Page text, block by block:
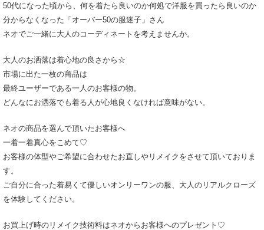
50代になった頃から、何を着たら良いのか何処で洋服を買ったら良いのか
分からなくなった「オーバー50の服迷子」さん
ネオでご一緒に大人のコーディネートを考えませんか。
大人のお洒落は着心地の良さから☆
市場に出た一枚の商品は
最終ユーザーである一人のお客様の物。
どんなにお洒落でも着る人が心地良くなければ意味がない。
ネオの商品を選んで頂いたお客様へ
一着一着真心をこめて♡
お客様の体型やご希望に合わせたお直しやリメイクをさせて頂いておりま
す。
ご自分に合った着易くて優しいオンリーワンの服、大人のリアルクローズ
を体験してください。
お買上げ時のリメイク技術料はネオからお客様へのプレゼント♡